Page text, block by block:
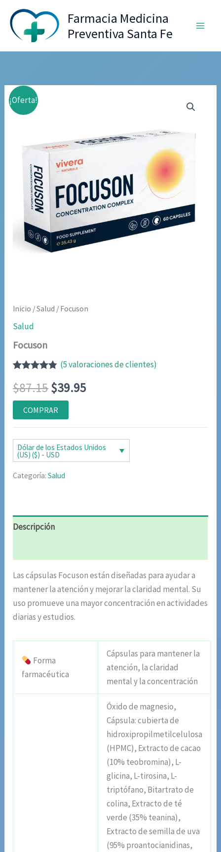
contenido
Farmacia Medicina
Preventiva Santa Fe
¡Oferta!
Inicio /Salud / Focuson
Salud
Focuson
con4.75de
5 en base
a
valoraciones
de clientes
(5valoraciones de clientes)
$87.15El
precio
original
era:
$87.15.
$39.95El
actual
es:
COMPRAR
Dólar de los Estados Unidos
(US) ($) - USD
Categoría:Salud
Descripción
Las cápsulas Focuson están diseñadas para ayudar a
mantener la atención y mejorar la claridad mental. Su
uso promueve una mayor concentración en actividades
diarias y estudios.
Forma
farmacéutica
Cápsulas para mantener la
atención, la claridad
mental y la concentración
Óxido de magnesio,
Cápsula: cubierta de
hidroxipropilmetilcelulosa
(HPMC), Extracto de cacao
(10% teobromina), L-
glicina, L-tirosina, L-
triptófano, Bitartrato de
colina, Extracto de té
verde (35% teanina),
Extracto de semilla de uva
(95% proantocianidinas,